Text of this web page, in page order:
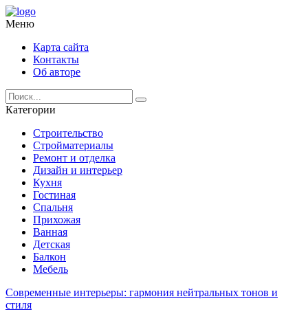
Меню
Карта сайта
Контакты
Об авторе
Категории
Строительство
Стройматериалы
Ремонт и отделка
Дизайн и интерьер
Кухня
Гостиная
Спальня
Прихожая
Ванная
Детская
Балкон
Мебель
Современные интерьеры: гармония нейтральных тонов и
стиля